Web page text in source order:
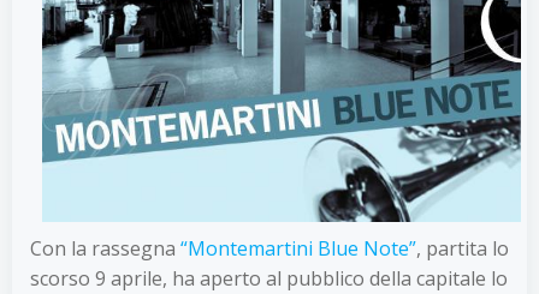
Con la rassegna “Montemartini Blue Note”, partita lo
scorso 9 aprile, ha aperto al pubblico della capitale lo